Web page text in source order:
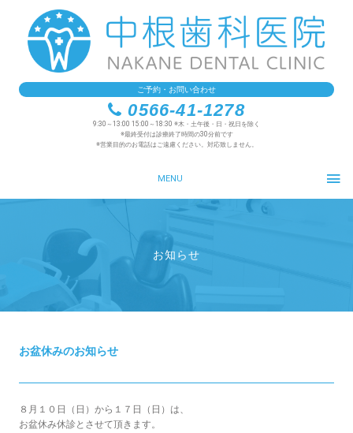
ご予約・お問い合わせ
0566-41-1278
9:30～13:00 15:00～18:30 ※木・土午後・日・祝日を除く
※最終受付は診療終了時間の30分前です
※営業目的のお電話はご遠慮ください。対応致しません。
MENU
お知らせ
お盆休みのお知らせ
８月１０日（日）から１７日（日）は、
お盆休み休診とさせて頂きます。